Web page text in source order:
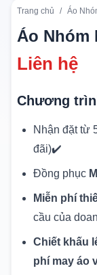
Trang chủ / Áo
Áo Nhóm
Liên hệ
Chương
Nhận đặt từ
đãi)✔️
Đồng phục
Miễn phí
cầu của
Chiết khấu
phí may áo